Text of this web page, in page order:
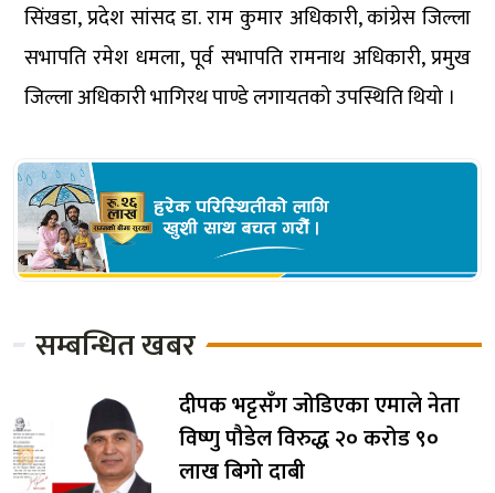
सिंखडा, प्रदेश सांसद डा. राम कुमार अधिकारी, कांग्रेस जिल्ला
सभापति रमेश धमला, पूर्व सभापति रामनाथ अधिकारी, प्रमुख
जिल्ला अधिकारी भागिरथ पाण्डे लगायतको उपस्थिति थियो ।
सम्बन्धित खबर
दीपक भट्टसँग जोडिएका एमाले नेता
विष्णु पौडेल विरुद्ध २० करोड ९०
लाख बिगो दाबी